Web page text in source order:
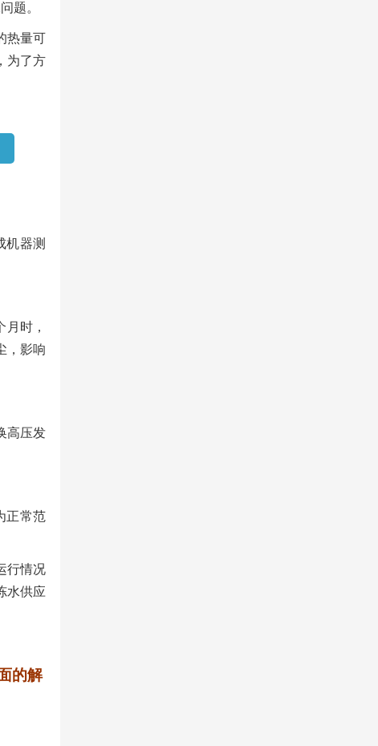
题。
热量可
为了方
机器测
时，
，影响
高压发
正常范
行情况
水供应
的解